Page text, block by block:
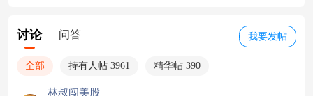
我要发帖
讨论 问答
全部 持有人帖 3961 精华帖 390
林叔闯美股